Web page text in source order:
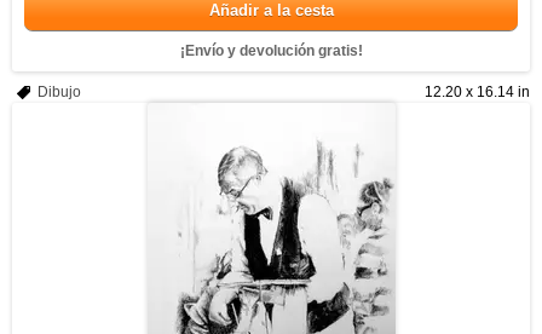
Añadir a la cesta
¡Envío y devolución gratis!
12.20 x 16.14 in
Dibujo